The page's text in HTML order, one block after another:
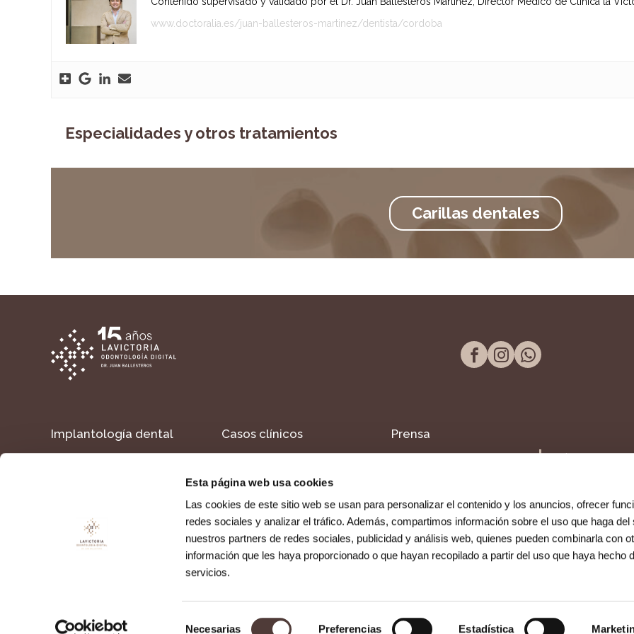
Esta página web usa cookies
Las cookies de este sitio web se usan para personalizar el contenido y los anuncios, ofrecer
redes sociales y analizar el tráfico. Además, compartimos información sobre el uso que haga del
nuestros partners de redes sociales, publicidad y análisis web, quienes pueden combinarla con
información que les haya proporcionado o que hayan recopilado a partir del uso que haya hecho
servicios.
Necesarias Preferencias Estadística
www.doctoralia.es/juan-ballesteros-martinez/dentista/cordoba
Especialidades y otros tratamientos
Carillas dentales
Implantología dental Casos clínicos Prensa
Contacto
Palmera
Tel. 957 298 661
Política de cookies Política de privacidad Aviso legal